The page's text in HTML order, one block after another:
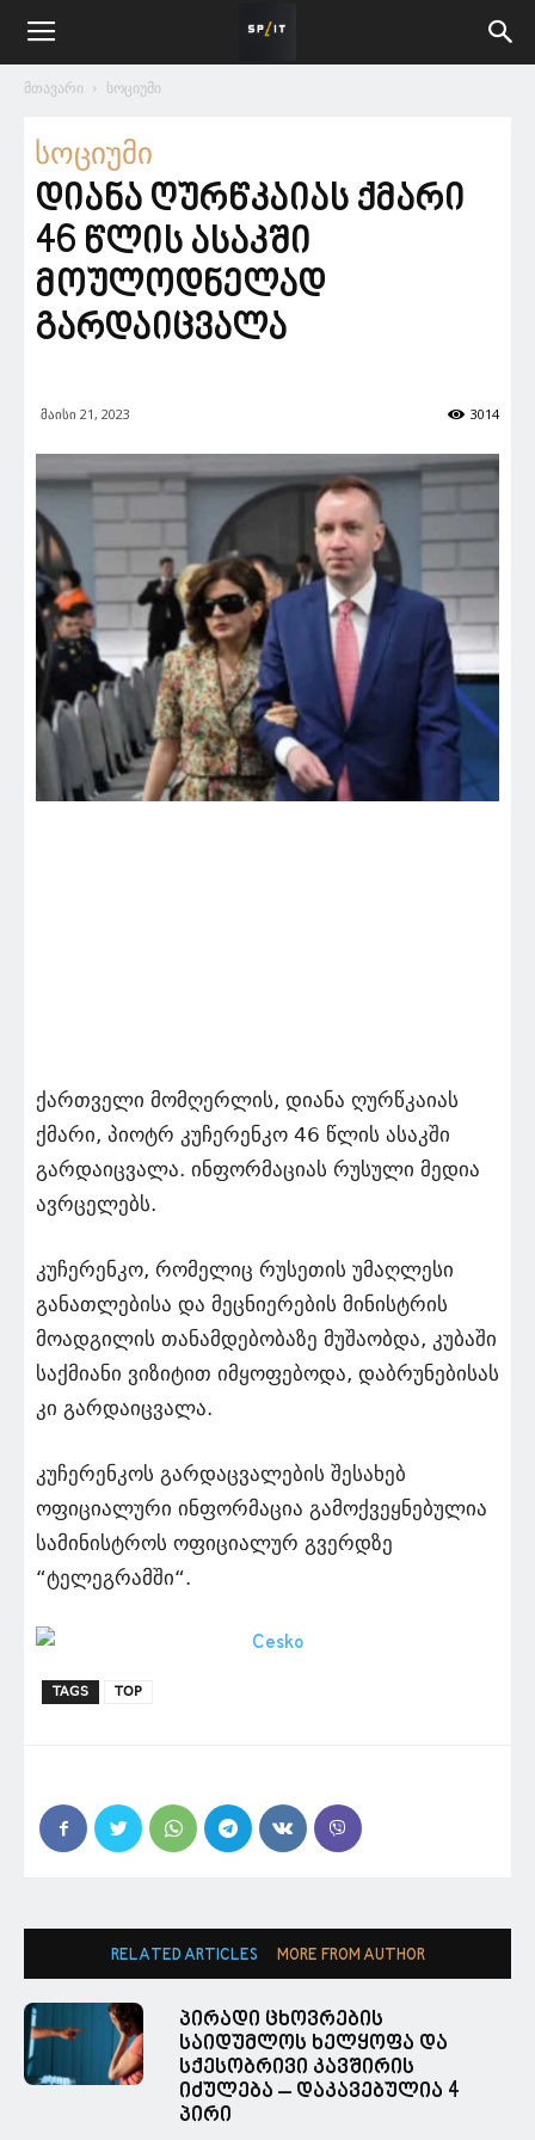
მთავარი სოციუმი
სოციუმი
დიანა ღურწკაიას ქმარი
46 წლის ასაკში
მოულოდნელად
გარდაიცვალა
მაისი 21, 2023 3014
ქართველი მომღერლის, დიანა ღურწკაიას
ქმარი, პიოტრ კუჩერენკო 46 წლის ასაკში
გარდაიცვალა. ინფორმაციას რუსული მედია
ავრცელებს.
კუჩერენკო, რომელიც რუსეთის უმაღლესი
განათლებისა და მეცნიერების მინისტრის
მოადგილის თანამდებობაზე მუშაობდა, კუბაში
საქმიანი ვიზიტით იმყოფებოდა, დაბრუნებისას
კი გარდაიცვალა.
კუჩერენკოს გარდაცვალების შესახებ
ოფიციალური ინფორმაცია გამოქვეყნებულია
სამინისტროს ოფიციალურ გვერდზე
“ტელეგრამში“.
TAGS TOP
RELATED ARTICLES MORE FROM AUTHOR
პირადი ცხოვრების
საიდუმლოს ხელყოფა და
სქესობრივი კავშირის
იძულება – დაკავებულია 4
პირი